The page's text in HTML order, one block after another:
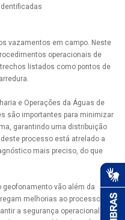
vazamentos em campo. Neste
operacionais de
listados como pontos de
e Operações da Águas de
são importantes para minimizar
garantindo uma distribuição
processo está atrelado a
mais preciso, do que
geofonamento vão além da
melhorias ao processo,
a segurança operacional do